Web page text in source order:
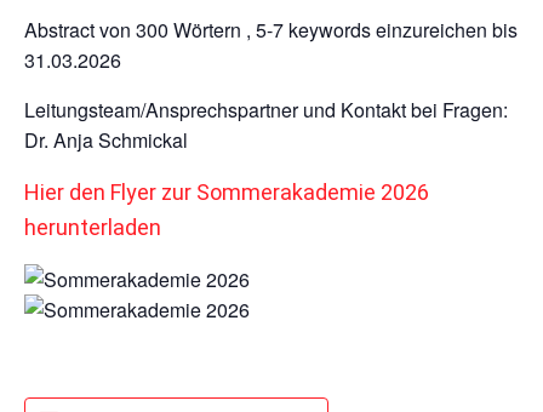
Abstract von 300 Wörtern , 5-7 keywords einzureichen bis
31.03.2026
Leitungsteam/Ansprechspartner und Kontakt bei Fragen:
Dr. Anja Schmickal
Hier den Flyer zur Sommerakademie 2026
herunterladen